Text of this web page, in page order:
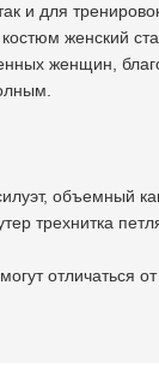
и для
женский
женщин,
объемный
трехнитка
отличаться